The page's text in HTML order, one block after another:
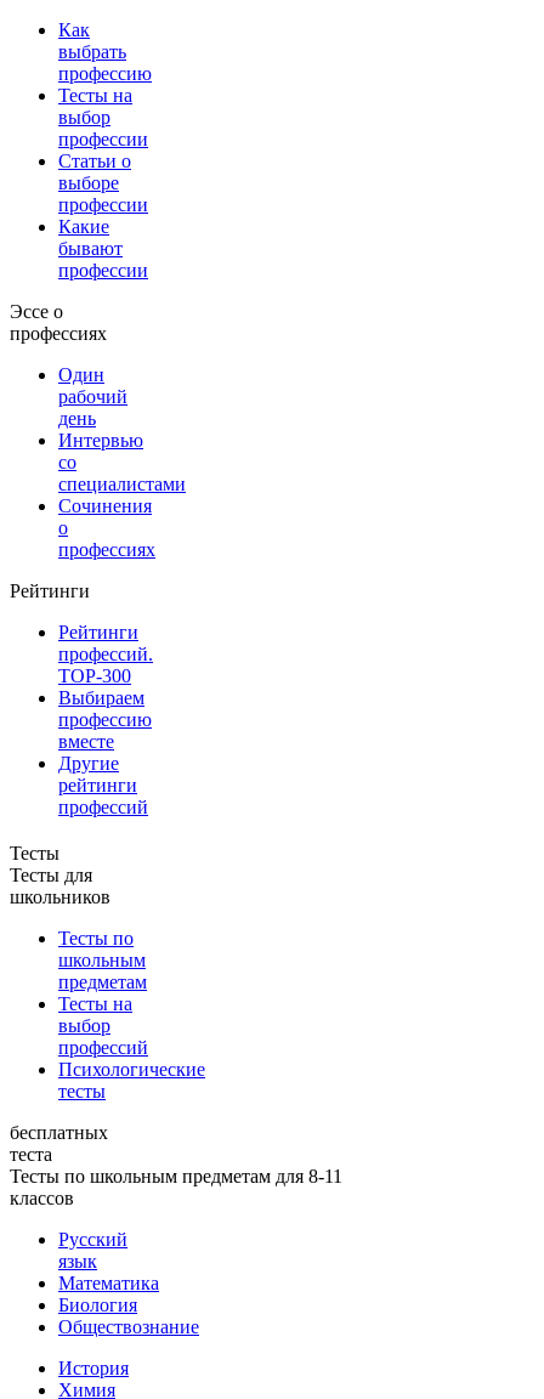
Как
выбрать
профессию
Тесты на
выбор
профессии
Статьи о
выборе
профессии
Какие
бывают
профессии
Эссе о
профессиях
Один
рабочий
день
Интервью
со
специалистами
Сочинения
о
профессиях
Рейтинги
Рейтинги
профессий.
TOP-300
Выбираем
профессию
вместе
Другие
рейтинги
профессий
Тесты
Тесты для
школьников
Тесты по
школьным
предметам
Тесты на
выбор
профессий
Психологические
тесты
бесплатных
теста
Тесты по школьным предметам для 8-11
классов
Русский
язык
Математика
Биология
Обществознание
История
Химия